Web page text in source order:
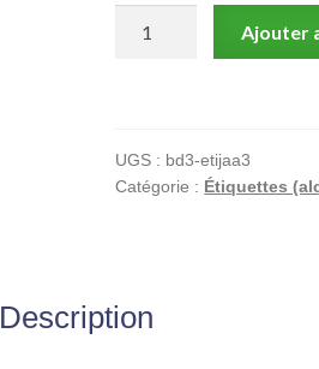
La
Lande
Ajouter
UGS : bd3-etijaa3
Catégorie : Étiquettes
Description